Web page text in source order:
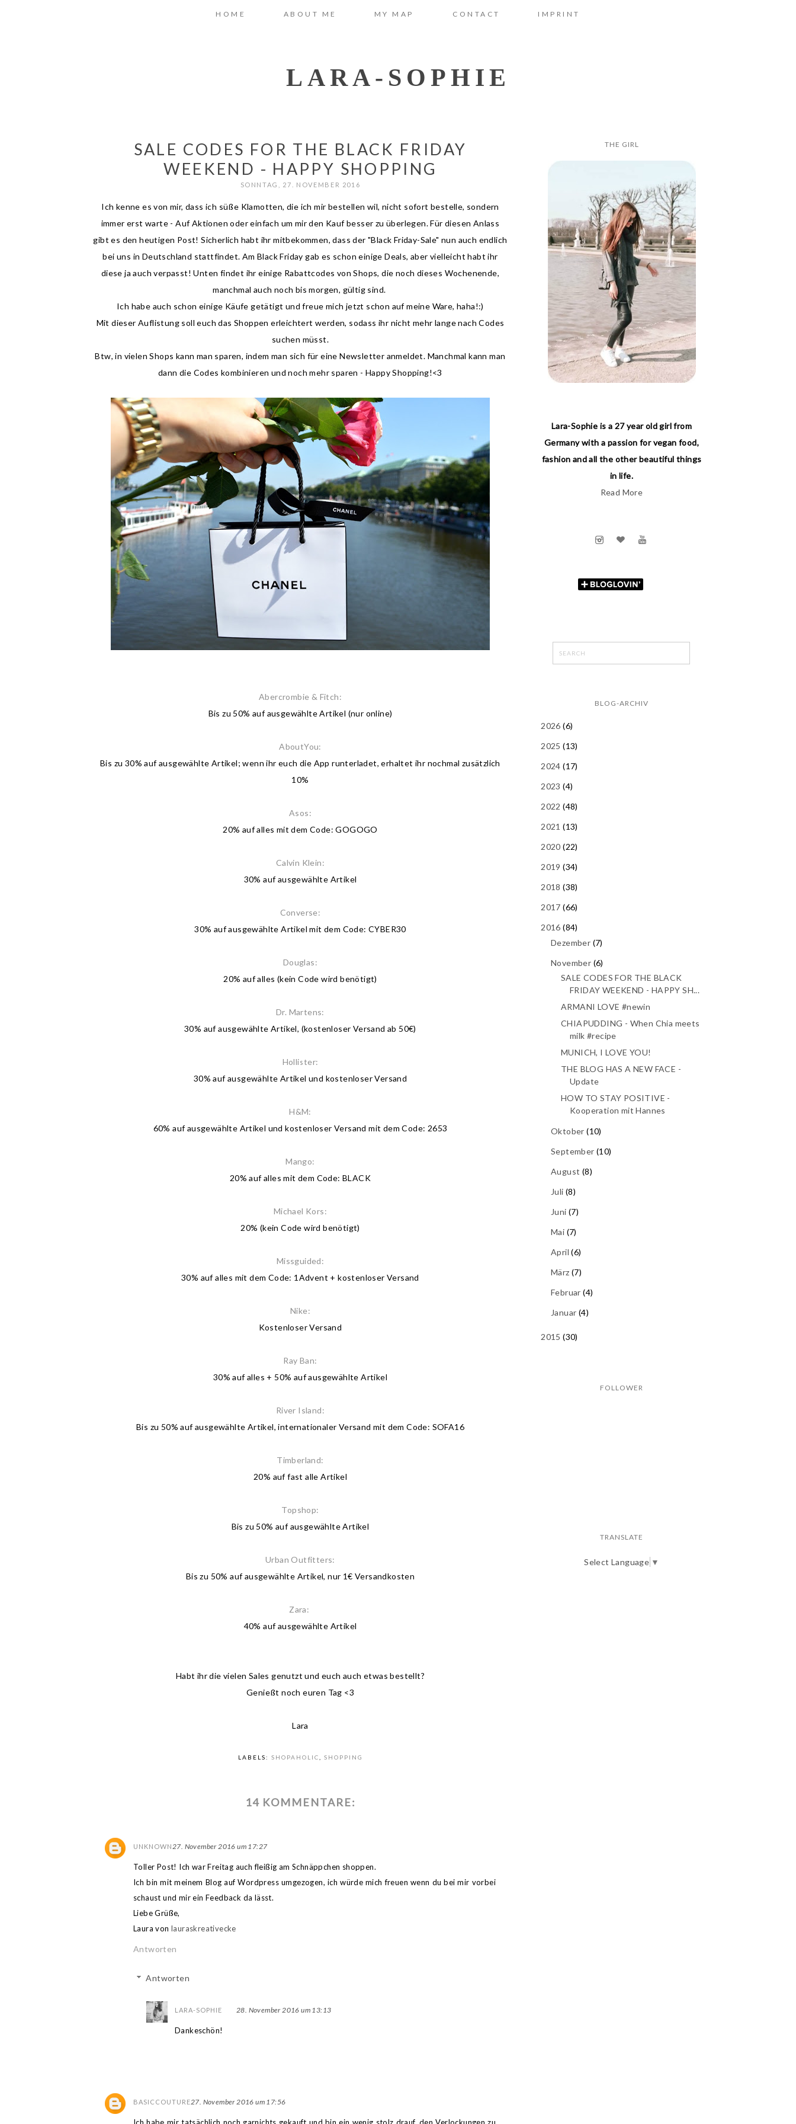
HOME ABOUT ME MY MAP CONTACT IMPRINT
LARA-SOPHIE
SALE CODES FOR THE BLACK FRIDAY
WEEKEND - HAPPY SHOPPING
SONNTAG, 27. NOVEMBER 2016
Ich kenne es von mir, dass ich süße Klamotten, die ich mir bestellen wil, nicht sofort bestelle, sondern
immer erst warte - Auf Aktionen oder einfach um mir den Kauf besser zu überlegen. Für diesen Anlass
gibt es den heutigen Post! Sicherlich habt ihr mitbekommen, dass der "Black Friday-Sale" nun auch endlich
bei uns in Deutschland stattfindet. Am Black Friday gab es schon einige Deals, aber vielleicht habt ihr
diese ja auch verpasst! Unten findet ihr einige Rabattcodes von Shops, die noch dieses Wochenende,
manchmal auch noch bis morgen, gültig sind.
Ich habe auch schon einige Käufe getätigt und freue mich jetzt schon auf meine Ware, haha!:)
Mit dieser Auflistung soll euch das Shoppen erleichtert werden, sodass ihr nicht mehr lange nach Codes
suchen müsst.
Btw, in vielen Shops kann man sparen, indem man sich für eine Newsletter anmeldet. Manchmal kann man
dann die Codes kombinieren und noch mehr sparen - Happy Shopping!<3
Abercrombie & Fitch:
Bis zu 50% auf ausgewählte Artikel (nur online)
AboutYou:
Bis zu 30% auf ausgewählte Artikel; wenn ihr euch die App runterladet, erhaltet ihr nochmal zusätzlich
10%
Asos:
20% auf alles mit dem Code: GOGOGO
Calvin Klein:
30% auf ausgewählte Artikel
Converse:
30% auf ausgewählte Artikel mit dem Code: CYBER30
Douglas:
20% auf alles (kein Code wird benötigt)
Dr. Martens:
30% auf ausgewählte Artikel, (kostenloser Versand ab 50€)
Hollister:
30% auf ausgewählte Artikel und kostenloser Versand
H&M:
60% auf ausgewählte Artikel und kostenloser Versand mit dem Code: 2653
Mango:
20% auf alles mit dem Code: BLACK
Michael Kors:
20% (kein Code wird benötigt)
Missguided:
30% auf alles mit dem Code: 1Advent + kostenloser Versand
Nike:
Kostenloser Versand
Ray Ban:
30% auf alles + 50% auf ausgewählte Artikel
River Island:
Bis zu 50% auf ausgewählte Artikel, internationaler Versand mit dem Code: SOFA16
Timberland:
20% auf fast alle Artikel
Topshop:
Bis zu 50% auf ausgewählte Artikel
Urban Outfitters:
Bis zu 50% auf ausgewählte Artikel, nur 1€ Versandkosten
Zara:
40% auf ausgewählte Artikel
Habt ihr die vielen Sales genutzt und euch auch etwas bestellt?
Genießt noch euren Tag <3
Lara
LABELS: SHOPAHOLIC SHOPPING
14 KOMMENTARE:
UNKNOWN27. November 2016 um 17:27
Toller Post! Ich war Freitag auch fleißig am Schnäppchen shoppen.
Ich bin mit meinem Blog auf Wordpress umgezogen, ich würde mich freuen wenn du bei mir vorbei
schaust und mir ein Feedback da lässt.
Liebe Grüße,
Laura von lauraskreativecke
Antworten
Antworten
LARA-SOPHIE 28. November 2016 um 13:13
Dankeschön!
BASICCOUTURE27. November 2016 um 17:56
THE GIRL
Lara-Sophie is a 27 year old girl from
Germany with a passion for vegan food,
fashion and all the other beautiful things
in life.
Read More
BLOG-ARCHIV
2026(6)
2025(13)
2024(17)
2023(4)
2022(48)
2021(13)
2020(22)
2019(34)
2018(38)
2017(66)
2016(84)
Dezember (7)
November (6)
SALE CODES FOR THE BLACK
FRIDAY WEEKEND - HAPPY SH...
ARMANI LOVE #newin
CHIAPUDDING - When Chia meets
milk #recipe
MUNICH, I LOVE YOU!
THE BLOG HAS A NEW FACE -
Update
HOW TO STAY POSITIVE -
Kooperation mit Hannes
Oktober(10)
September (10)
August (8)
Juli (8)
Juni (7)
Mai (7)
April(6)
März (7)
Februar(4)
Januar (4)
2015(30)
FOLLOWER
TRANSLATE
Select Language ▼